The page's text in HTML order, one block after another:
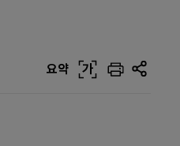
요약 가